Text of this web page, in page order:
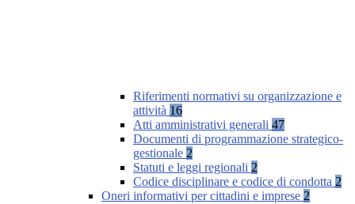
Riferimenti normativi su organizzazione e
attività 16
Atti amministrativi generali 47
Documenti di programmazione strategico-
gestionale 2
Statuti e leggi regionali 2
Codice disciplinare e codice di condotta 2
Oneri informativi per cittadini e imprese 2